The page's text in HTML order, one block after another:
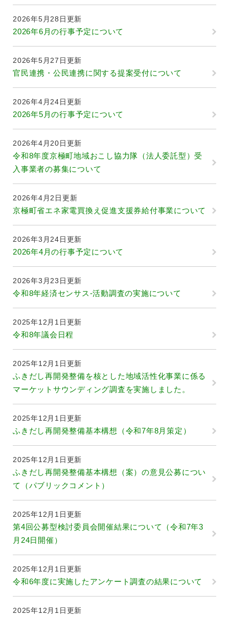
2026年5月28日更新
2026年6月の行事予定について
2026年5月27日更新
官民連携・公民連携に関する提案受付について
2026年4月24日更新
2026年5月の行事予定について
2026年4月20日更新
令和8年度京極町地域おこし協力隊（法人委託型）受
入事業者の募集について
2026年4月2日更新
京極町省エネ家電買換え促進支援券給付事業について
2026年3月24日更新
2026年4月の行事予定について
2026年3月23日更新
令和8年経済センサス-活動調査の実施について
2025年12月1日更新
令和8年議会日程
2025年12月1日更新
ふきだし再開発整備を核とした地域活性化事業に係る
マーケットサウンディング調査を実施しました。
2025年12月1日更新
ふきだし再開発整備基本構想（令和7年8月策定）
2025年12月1日更新
ふきだし再開発整備基本構想（案）の意見公募につい
て（パブリックコメント）
2025年12月1日更新
第4回公募型検討委員会開催結果について（令和7年3
月24日開催）
2025年12月1日更新
令和6年度に実施したアンケート調査の結果について
2025年12月1日更新